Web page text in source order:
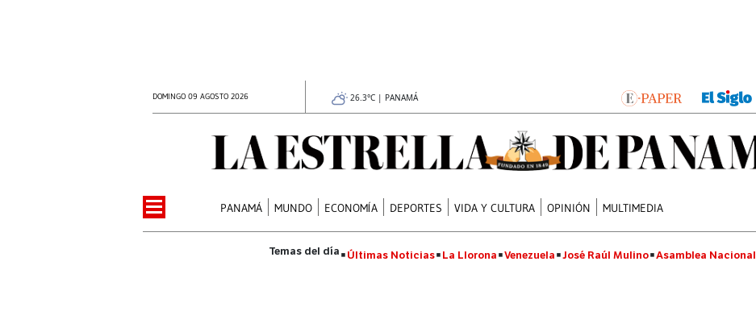
DOMINGO 09 AGOSTO 2026 26.3°C | PANAMÁ
PANAMÁ MUNDO ECONOMÍA DEPORTES VIDA Y CULTURA OPINIÓN MULTIMEDIA
Últimas Noticias La Llorona Venezuela José Raúl Mulino Asamblea Nacional